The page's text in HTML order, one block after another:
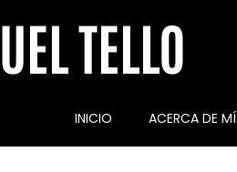
TELLO
INICIO ACERCA DE MÍ